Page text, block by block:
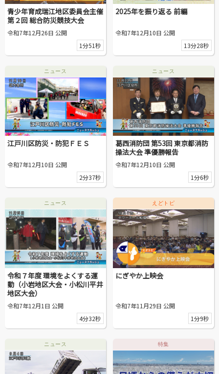
青少年育成瑞江地区委員会主催
第２回 総合防災競技大会
令和7年12月26日 公開
1分51秒
2025年を振り返る 前編
令和7年12月10日 公開
13分28秒
ニュース
江戸川区防災・防犯ＦＥＳ
令和7年12月10日 公開
2分37秒
ニュース
葛西消防団 第53回 東京都消防
操法大会 準優勝報告
令和7年12月10日 公開
1分6秒
ニュース
令和７年度 環境をよくする運
動（小岩地区大会・小松川平井
地区大会）
令和7年12月1日 公開
4分32秒
えどトピ
にぎやか上映会
令和7年11月29日 公開
1分9秒
ニュース 特集